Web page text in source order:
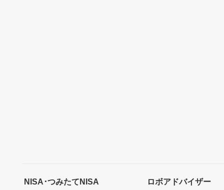
NISA･つみたてNISA ロボアドバイザー